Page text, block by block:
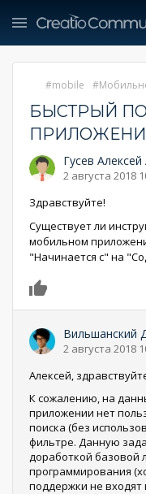
mobile
БЫСТРЫЙ
Гусев
2 августа 2018
Здравствуйте!
Существует ли
мобильном
"Начинается с" на
Вильшанский
2 августа 2018
Алексей,
К сожалению, на
приложении нет
поиска (без
фильтре. Данную
доработкой базовой
программирования
поддержки не входят